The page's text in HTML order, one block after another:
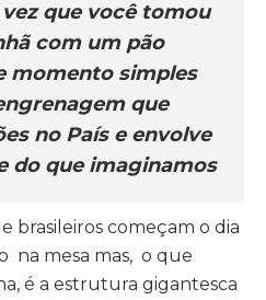
que você tomou
com um pão
momento simples
que
no País e envolve
do que imaginamos
brasileiros começam o dia
na mesa mas, o que
é a estrutura gigantesca